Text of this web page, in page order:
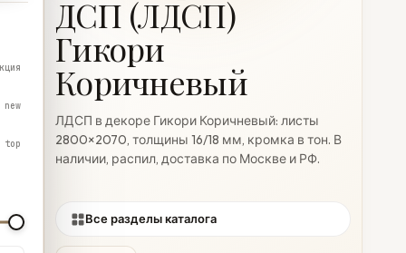
ДСП (ЛДСП)
Гикори
Коричневый
ЛДСП в декоре Гикори Коричневый: листы
2800×2070, толщины 16/18 мм, кромка в тон. В
наличии, распил, доставка по Москве и РФ.
Все разделы каталога
new
top